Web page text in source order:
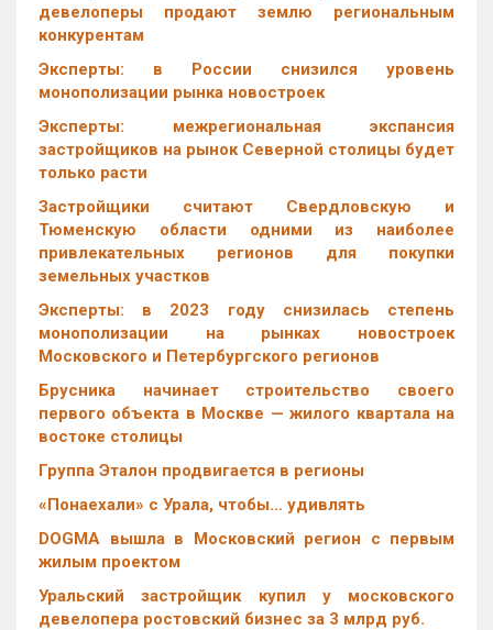
девелоперы продают землю региональным
конкурентам
Эксперты: в России снизился уровень
монополизации рынка новостроек
Эксперты: межрегиональная экспансия
застройщиков на рынок Северной столицы будет
только расти
Застройщики считают Свердловскую и
Тюменскую области одними из наиболее
привлекательных регионов для покупки
земельных участков
Эксперты: в 2023 году снизилась степень
монополизации на рынках новостроек
Московского и Петербургского регионов
Брусника начинает строительство своего
первого объекта в Москве — жилого квартала на
востоке столицы
Группа Эталон продвигается в регионы
«Понаехали» с Урала, чтобы… удивлять
DOGMA вышла в Московский регион с первым
жилым проектом
Уральский застройщик купил у московского
девелопера ростовский бизнес за 3 млрд руб.